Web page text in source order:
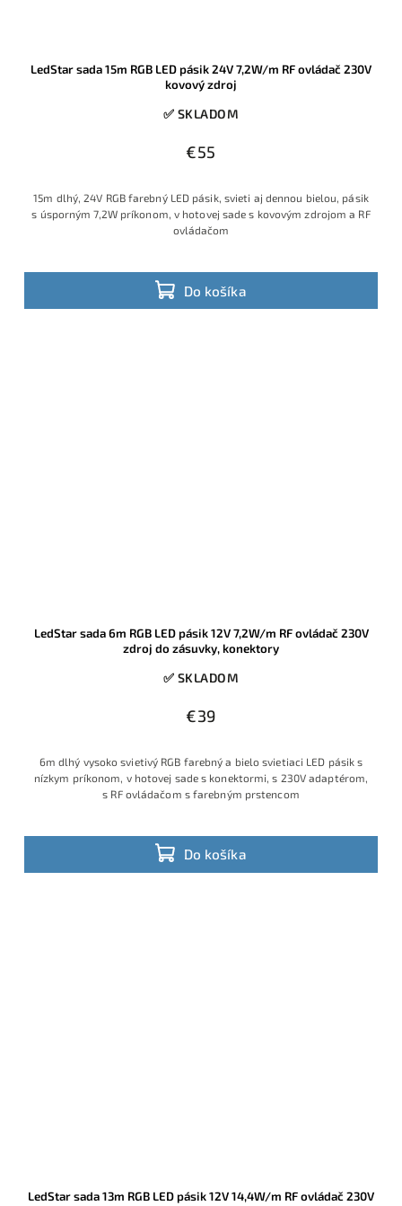
LedStar sada 15m RGB LED pásik 24V 7,2W/m RF ovládač 230V
kovový zdroj
✅ SKLADOM
€55
Do košíka
15m dlhý, 24V RGB farebný LED pásik, svieti aj dennou bielou, pásik
s úsporným 7,2W príkonom, v hotovej sade s kovovým zdrojom a RF
ovládačom
LedStar sada 6m RGB LED pásik 12V 7,2W/m RF ovládač 230V
zdroj do zásuvky, konektory
✅ SKLADOM
€39
Do košíka
6m dlhý vysoko svietivý RGB farebný a bielo svietiaci LED pásik s
nízkym príkonom, v hotovej sade s konektormi, s 230V adaptérom,
s RF ovládačom s farebným prstencom
LedStar sada 13m RGB LED pásik 12V 14,4W/m RF ovládač 230V